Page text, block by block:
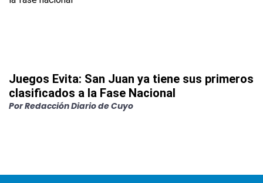
Juegos Evita: San Juan ya tiene sus primeros
clasificados a la Fase Nacional
PorRedacción Diario de Cuyo